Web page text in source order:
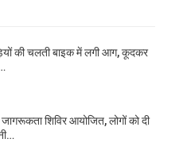
की चलती बाइक में लगी आग, कूदकर
शिविर आयोजित, लोगों को दी